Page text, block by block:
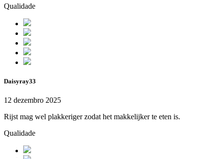
Qualidade
Daisyray33
12 dezembro 2025
Rijst mag wel plakkeriger zodat het makkelijker te eten is.
Qualidade